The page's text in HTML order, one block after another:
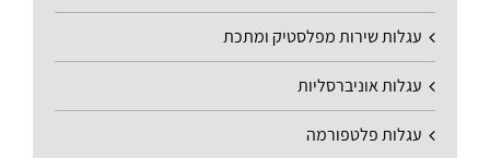
עגלות שירות מפלסטיק ומתכת
עגלות אוניברסליות
עגלות פלטפורמה